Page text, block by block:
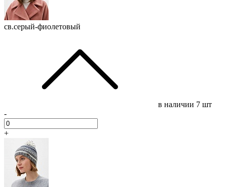
св.серый-фиолетовый
в наличии 7 шт
-
+